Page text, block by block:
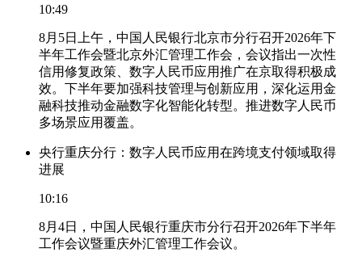
10:49
8月5日上午，中国人民银行北京市分行召开2026年下
半年工作会暨北京外汇管理工作会，会议指出一次性
信用修复政策、数字人民币应用推广在京取得积极成
效。下半年要加强科技管理与创新应用，深化运用金
融科技推动金融数字化智能化转型。推进数字人民币
多场景应用覆盖。
央行重庆分行：数字人民币应用在跨境支付领域取得
进展
10:16
8月4日，中国人民银行重庆市分行召开2026年下半年
工作会议暨重庆外汇管理工作会议。